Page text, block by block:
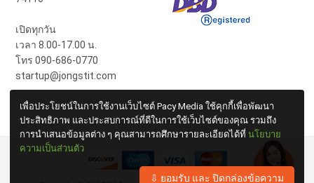
เปิดทุกวัน
เวลา 8.00-17.00 น.
โทร 090-686-0770
startup@jongstit.com
เพื่อประโยชน์ในการใช้งานเว็บไซต์ Pacy Media ใช้คุกกี้เพื่อพัฒนา
ประสิทธิภาพ และประสบการณ์ที่ดีในการใช้เว็บไซต์ของคุณ รวมถึง
การนำเสนอข้อมูลต่าง ๆ คุณสามารถศึกษารายละเอียดได้ที่ นโยบาย
ความเป็นส่วนตัว
⇩ ยอมรับ และ ปิดกล่องข้อความ